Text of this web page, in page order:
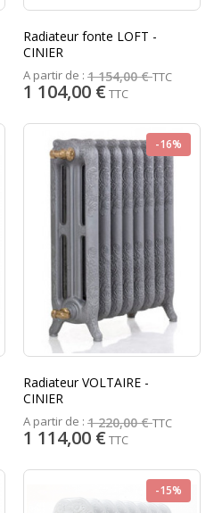
Radiateur fonte LOFT -
CINIER
A partir de : 1 154,00 €TTC
1 104,00 €TTC
-16%
Radiateur VOLTAIRE -
CINIER
A partir de : 1 220,00 €TTC
1 114,00 €TTC
-15%